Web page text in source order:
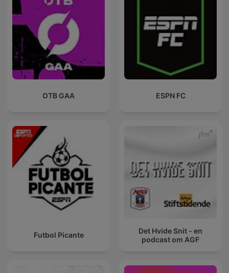
OTB GAA ESPN FC
Futbol Picante
Det Hvide Snit - en
podcast om AGF